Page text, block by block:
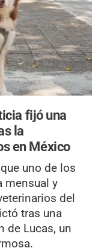
fijó una
la
en México
uno de los
mensual y
del
tras una
de Lucas, un